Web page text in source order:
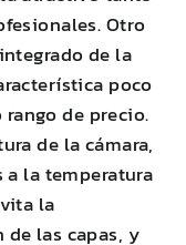
Otro
de la
poco
de precio.
de la cámara,
la temperatura
la
las capas, y